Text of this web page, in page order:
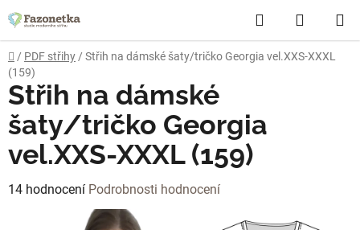
na
obsah
Hledat
KOŠÍK
Domů
/ PDF střihy / Střih na dámské šaty/tričko Georgia vel.XXS-XXXL
(159)
Střih na dámské
šaty/tričko Georgia
vel.XXS-XXXL (159)
Průměrné
14 hodnocení Podrobnosti hodnocení